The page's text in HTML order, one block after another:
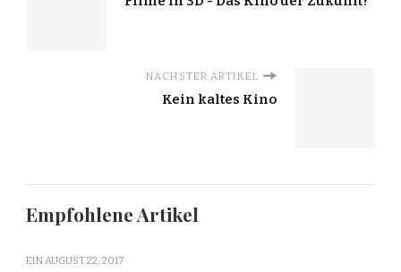
NÄCHSTER ARTIKEL
Kein kaltes Kino
Empfohlene Artikel
EIN AUGUST 22, 2017